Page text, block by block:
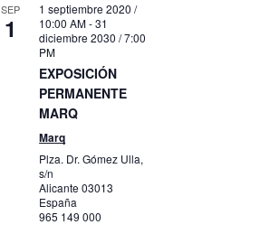
SEP
1
1 septiembre 2020 /
10:00 AM-31
diciembre 2030 / 7:00
PM
EXPOSICIÓN
PERMANENTE
MARQ
Marq
Plza. Dr. Gómez Ulla,
s/n
Alicante03013
España
965 149 000